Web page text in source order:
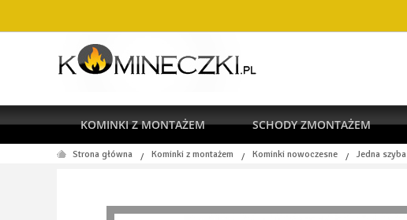
KOMINKI Z MONTAŻEM SCHODY ZMONTAŻEM
RODO
Strona główna / Kominki z montażem / Kominki nowoczesne / Jedna szyba